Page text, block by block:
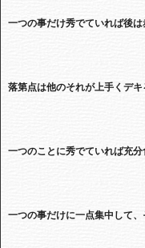
一つの事だけ秀でていれば後
落第点は他のそれが上手くデ
一つのことに秀でていれば充
一つの事だけに一点集中して